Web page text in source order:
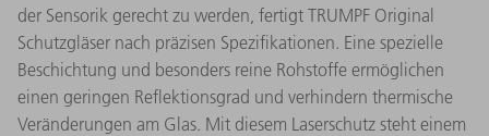
der Sensorik gerecht zu werden, fertigt TRUMPF Original
Schutzgläser nach präzisen Spezifikationen. Eine spezielle
Beschichtung und besonders reine Rohstoffe ermöglichen
einen geringen Reflektionsgrad und verhindern thermische
Veränderungen am Glas. Mit diesem Laserschutz steht einem